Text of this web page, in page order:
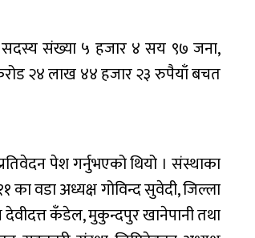
सदस्य संख्या ५ हजार ४ सय ९७ जना,
२४ लाख ४४ हजार २३ रुपैयाँ बचत
पेश गर्नुभएको थियो । संस्थाका
का वडा अध्यक्ष गोविन्द सुवेदी, जिल्ला
कँडेल, मुकुन्दपुर खानेपानी तथा